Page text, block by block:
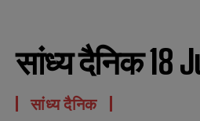
सांध्य दैनिक 18
सांध्य दैनिक